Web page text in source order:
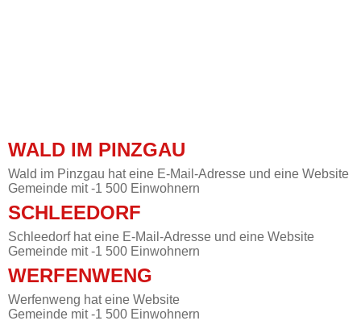
WALD IM PINZGAU
Wald im Pinzgau hat eine E-Mail-Adresse und eine Website
Gemeinde mit -1 500 Einwohnern
SCHLEEDORF
Schleedorf hat eine E-Mail-Adresse und eine Website
Gemeinde mit -1 500 Einwohnern
WERFENWENG
Werfenweng hat eine Website
Gemeinde mit -1 500 Einwohnern